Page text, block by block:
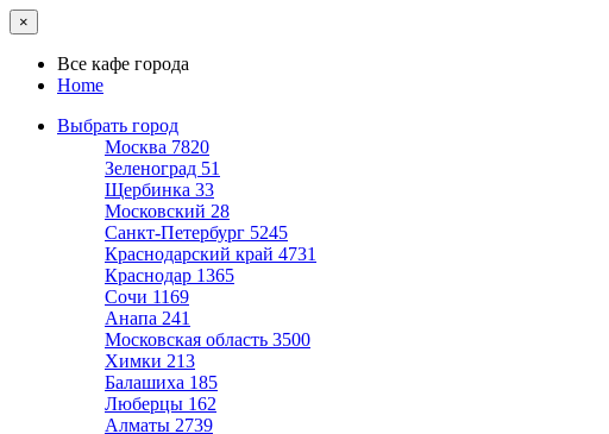
×
Все кафе города
Home
Выбрать город
Москва 7820
Зеленоград 51
Щербинка 33
Московский 28
Санкт-Петербург 5245
Краснодарский край 4731
Краснодар 1365
Сочи 1169
Анапа 241
Московская область 3500
Химки 213
Балашиха 185
Люберцы 162
Алматы 2739